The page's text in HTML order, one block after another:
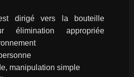
dirigé vers la bouteille
élimination appropriée
manipulation simple